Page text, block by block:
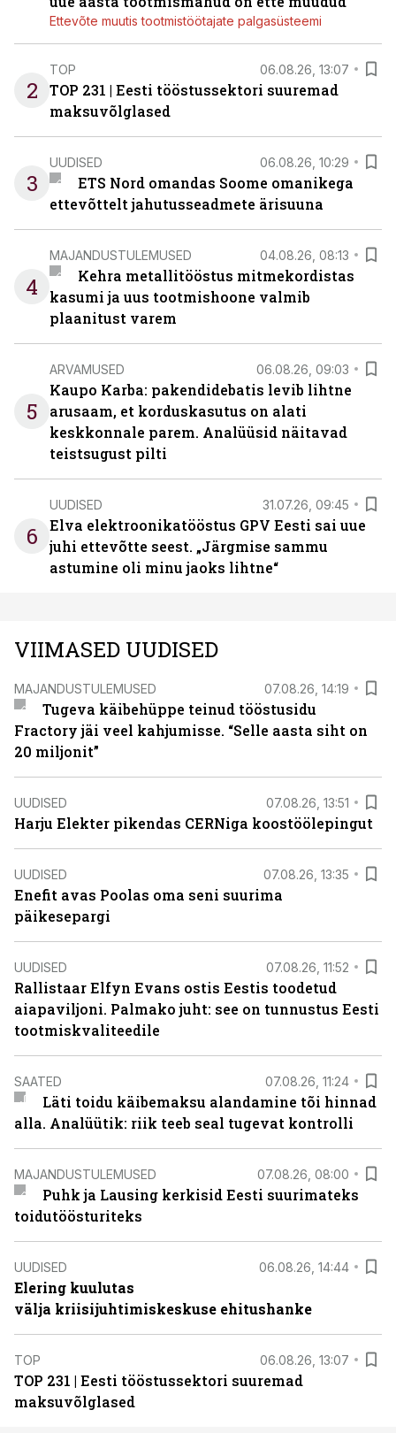
Ettevõte muutis tootmistöötajate palgasüsteemi
2
TOP 06.08.26, 13:07
TOP 231 | Eesti tööstussektori suuremad
maksuvõlglased
3
UUDISED 06.08.26, 10:29
ETS Nord omandas Soome omanikega
ettevõttelt jahutusseadmete ärisuuna
4
MAJANDUSTULEMUSED 04.08.26, 08:13
Kehra metallitööstus mitmekordistas
kasumi ja uus tootmishoone valmib
plaanitust varem
5
ARVAMUSED 06.08.26, 09:03
Kaupo Karba: pakendidebatis levib lihtne
arusaam, et korduskasutus on alati
keskkonnale parem. Analüüsid näitavad
teistsugust pilti
6
UUDISED 31.07.26, 09:45
Elva elektroonikatööstus GPV Eesti sai uue
juhi ettevõtte seest. „Järgmise sammu
astumine oli minu jaoks lihtne“
VIIMASED UUDISED
MAJANDUSTULEMUSED 07.08.26, 14:19
Tugeva käibehüppe teinud tööstusidu
Fractory jäi veel kahjumisse. “Selle aasta siht on
20 miljonit”
UUDISED 07.08.26, 13:51
Harju Elekter pikendas CERNiga koostöölepingut
UUDISED 07.08.26, 13:35
Enefit avas Poolas oma seni suurima
päikesepargi
UUDISED 07.08.26, 11:52
Rallistaar Elfyn Evans ostis Eestis toodetud
aiapaviljoni. Palmako juht: see on tunnustus Eesti
tootmiskvaliteedile
SAATED 07.08.26, 11:24
Läti toidu käibemaksu alandamine tõi hinnad
alla. Analüütik: riik teeb seal tugevat kontrolli
MAJANDUSTULEMUSED 07.08.26, 08:00
Puhk ja Lausing kerkisid Eesti suurimateks
toidutöösturiteks
UUDISED 06.08.26, 14:44
Elering kuulutas
välja kriisijuhtimiskeskuse ehitushanke
TOP 06.08.26, 13:07
TOP 231 | Eesti tööstussektori suuremad
maksuvõlglased